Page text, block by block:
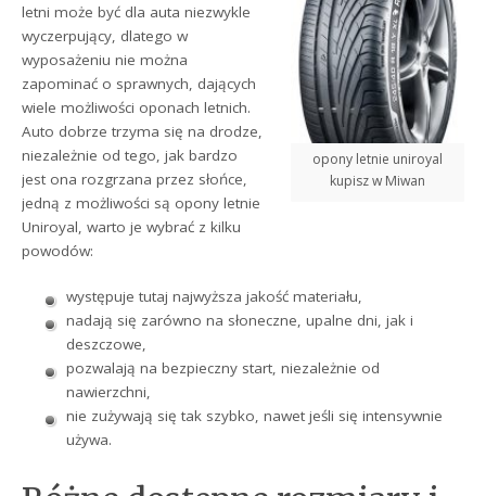
opony letnie uniroyal
kupisz w Miwan
letni może być dla auta niezwykle
wyczerpujący, dlatego w
wyposażeniu nie można
zapominać o sprawnych, dających
wiele możliwości oponach letnich.
Auto dobrze trzyma się na drodze,
niezależnie od tego, jak bardzo
jest ona rozgrzana przez słońce,
jedną z możliwości są opony letnie
Uniroyal, warto je wybrać z kilku
powodów:
występuje tutaj najwyższa jakość materiału,
nadają się zarówno na słoneczne, upalne dni, jak i
deszczowe,
pozwalają na bezpieczny start, niezależnie od
nawierzchni,
nie zużywają się tak szybko, nawet jeśli się intensywnie
używa.